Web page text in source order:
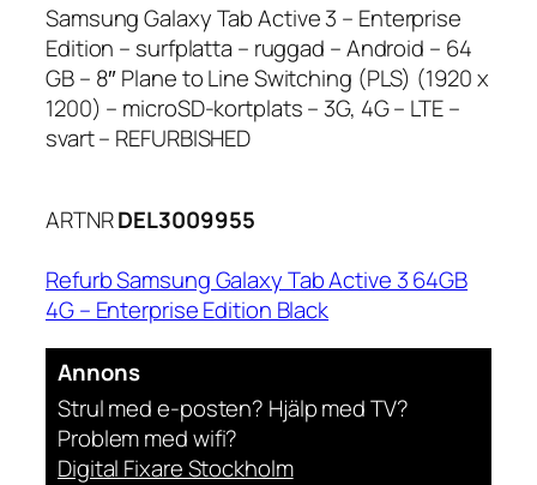
Samsung Galaxy Tab Active 3 – Enterprise
Edition – surfplatta – ruggad – Android – 64
GB – 8″ Plane to Line Switching (PLS) (1920 x
1200) – microSD-kortplats – 3G, 4G – LTE –
svart – REFURBISHED
ARTNRDEL3009955
Refurb Samsung Galaxy Tab Active 3 64GB
4G – Enterprise Edition Black
Annons
Strul med e-posten? Hjälp med TV?
Problem med wifi?
Digital Fixare Stockholm